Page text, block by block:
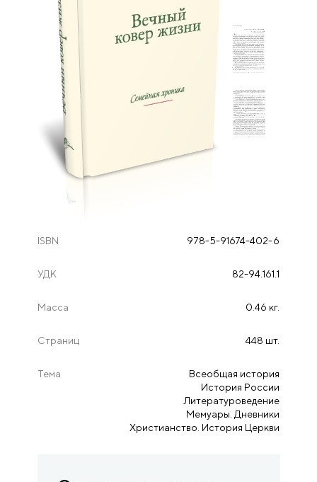
ISBN 978-5-91674-402-6
УДК 82-94.161.1
Масса 0.46 кг.
Страниц 448 шт.
Тема
Всеобщая история
История России
Литературоведение
Мемуары. Дневники
Христианство. История Церкви